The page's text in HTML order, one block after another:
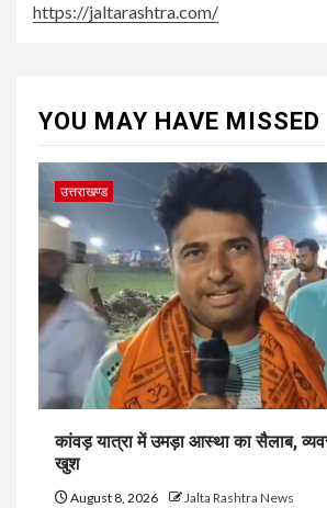
https://jaltarashtra.com/
YOU MAY HAVE MISSED
उत्तराखण्ड
कांवड़ यात्रा में उमड़ा आस्था का सैलाब,
खुश
August 8, 2026 Jalta Rashtra News